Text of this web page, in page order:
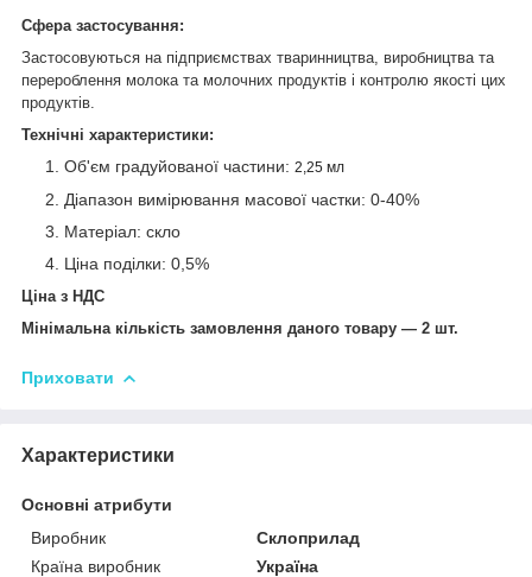
Сфера застосування:
Застосовуються на підприємствах тваринництва, виробництва та
перероблення молока та молочних продуктів і контролю якості цих
продуктів.
Технічні характеристики:
Об'єм градуйованої частини: 2,25 мл
Діапазон вимірювання масової частки: 0-40%
Матеріал: скло
Ціна поділки: 0,5%
Ціна з НДС
Мінімальна кількість замовлення даного товару — 2 шт.
Приховати
Характеристики
Основні атрибути
Виробник
Склоприлад
Країна виробник
Україна